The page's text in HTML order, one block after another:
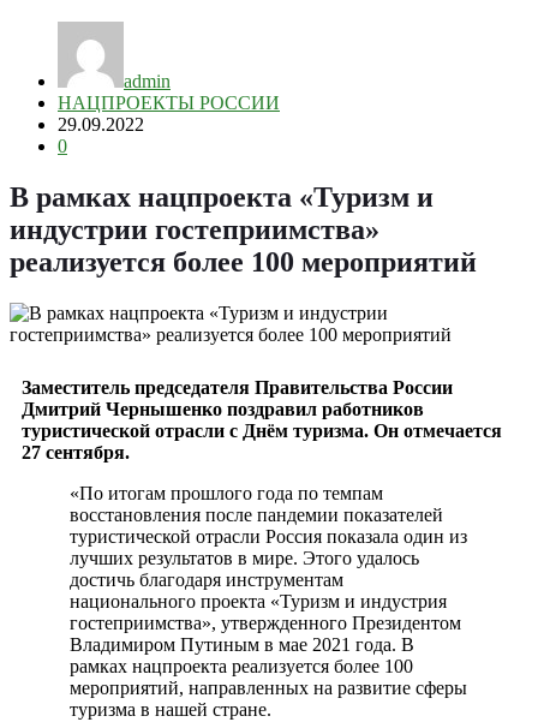
admin
НАЦПРОЕКТЫ РОССИИ
29.09.2022
0
В рамках нацпроекта «Туризм и
индустрии гостеприимства»
реализуется более 100 мероприятий
Заместитель председателя Правительства России
Дмитрий Чернышенко поздравил работников
туристической отрасли с Днём туризма. Он отмечается
27 сентября.
«По итогам прошлого года по темпам
восстановления после пандемии показателей
туристической отрасли Россия показала один из
лучших результатов в мире. Этого удалось
достичь благодаря инструментам
национального проекта «Туризм и индустрия
гостеприимства», утвержденного Президентом
Владимиром Путиным в мае 2021 года. В
рамках нацпроекта реализуется более 100
мероприятий, направленных на развитие сферы
туризма в нашей стране.